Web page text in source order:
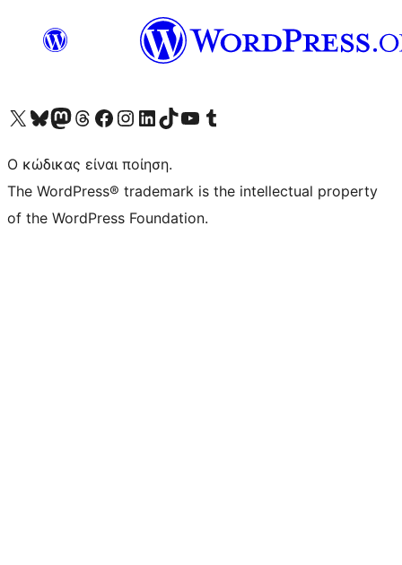
Visit our X (formerly Twitter) account
Visit our Bluesky account
Επισκεφθείτε τον λογαριασμό μας στο Mastodon
Visit our Threads account
Επισκεφτείτε τη σελίδα μας στο Facebook
Επισκεφθείτε τον λογαριασμό μας Instagram
Επισκεφθείτε τον λογαριασμό μας LinkedIn
Visit our TikTok account
Visit our YouTube channel
Visit our Tumblr account
Ο κώδικας είναι ποίηση.
The WordPress® trademark is the intellectual property
of the WordPress Foundation.